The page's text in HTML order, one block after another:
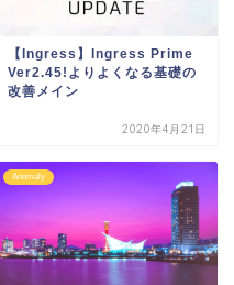
【Ingress】Ingress Prime
Ver2.45!よりよくなる基礎の
改善メイン
2020年4月21日
Anomaly